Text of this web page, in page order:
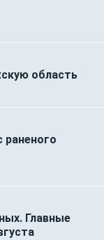
область
Главные